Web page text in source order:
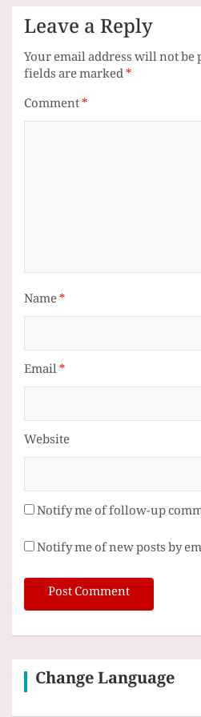
Leave a Reply
Your email address will not be
fields are marked*
Comment*
Name*
Email*
Website
Notify me of follow-up
Notify me of new posts by
Change Language